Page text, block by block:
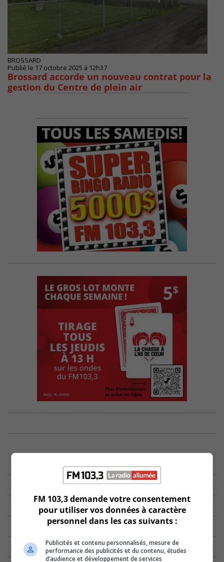
BROSSARD
Publié le 17 octobre 2025 à 12h37
Brossard accorde un nouveau contrat pour la
gestion du Centre de plein air
FM 103,3 demande votre consentement
pour utiliser vos données à caractère
personnel dans les cas suivants :
Publicités et contenu personnalisés, mesure de
performance des publicités et du contenu, études
d’audience et développement de services